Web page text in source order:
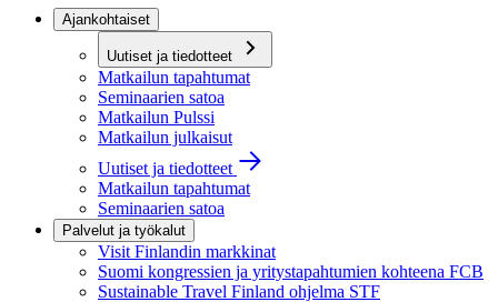
Ajankohtaiset
Uutiset ja tiedotteet
Matkailun tapahtumat
Seminaarien satoa
Matkailun Pulssi
Matkailun julkaisut
Uutiset ja tiedotteet
Matkailun tapahtumat
Seminaarien satoa
Palvelut ja työkalut
Visit Finlandin markkinat
Suomi kongressien ja yritystapahtumien kohteena FCB
Sustainable Travel Finland ohjelma STF